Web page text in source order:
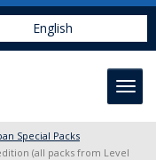
English
Special Packs
(all packs from Level